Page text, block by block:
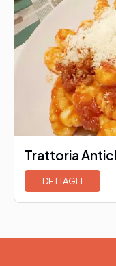
Trattoria
DETTAGLI